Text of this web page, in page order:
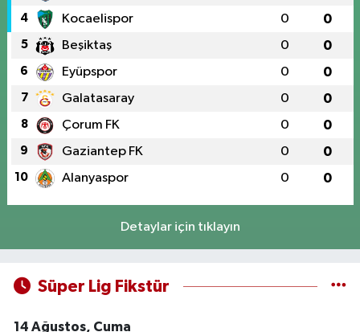
4 Kocaelispor 0 0
5 Beşiktaş 0 0
6 Eyüpspor 0 0
7 Galatasaray 0 0
8 Çorum FK 0 0
9 Gaziantep FK 0 0
10 Alanyaspor 0 0
Detaylar için tıklayın
Süper Lig Fikstür
14 Ağustos, Cuma